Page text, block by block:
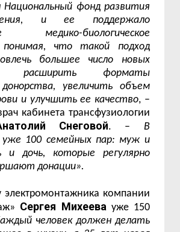
Национальный фонд развития
и ее поддержало
медико-биологическое
понимая, что такой подход
большее число новых
расширить форматы
донорства, увеличить объем
и улучшить ее качество, –
кабинета трансфузиологии
Снеговой. – В
уже 100 семейных пар: муж и
дочь, которые регулярно
донации».
электромонтажника компании
Сергея Михеевауже 150
человек должен делать